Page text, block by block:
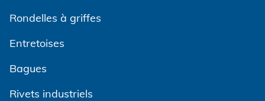
Rondelles à griffes
Entretoises
Bagues
Rivets industriels